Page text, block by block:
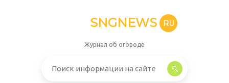
SNGNEWS RU
Журнал об огороде